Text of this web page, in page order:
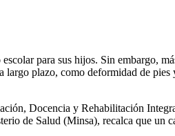
para sus hijos. Sin embargo,
plazo, como deformidad de
Docencia y Rehabilitación
de Salud (Minsa), recalca que un